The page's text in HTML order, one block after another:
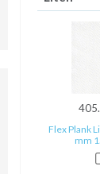
Flex Plank
mm